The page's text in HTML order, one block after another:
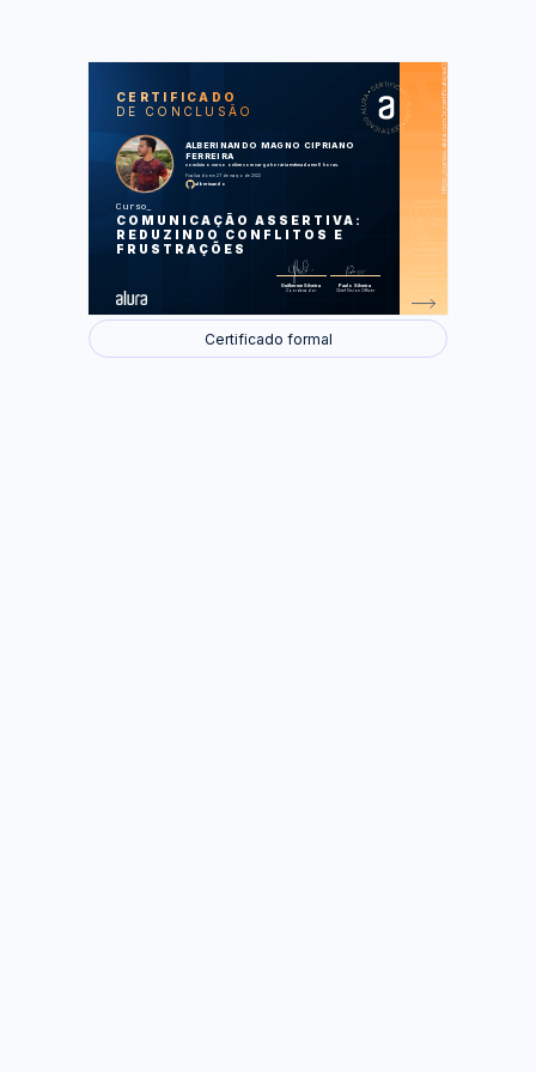
CERTIFICADO
DE CONCLUSÃO
ALBERINANDO MAGNO CIPRIANO
FERREIRA
concluiu o curso online com carga horária estimada em 6 horas.
Finalizado em 27 de março de 2022
alberinando
Curso
COMUNICAÇÃO ASSERTIVA:
REDUZINDO CONFLITOS E
FRUSTRAÇÕES
Guilherme Silveira
Coordenador
Paulo Silveira
Chief Vision Officer
https://cursos.alura.com.br/certificate/aa035d4b-e56a-4b6c-895b-b0c573d4d420
LAS
A Comunicação e suas Diferentes
Formas
Evolução das Formas de
Emoção e Comunicação
Foram feitas 36 de 36 atividades.
Certificado formal